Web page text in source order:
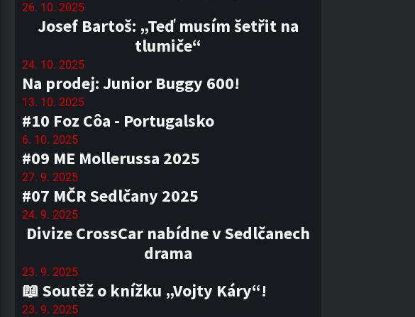
26. 10. 2025
Josef Bartoš: „Teď musím šetřit na
tlumiče“
24. 10. 2025
Na prodej: Junior Buggy 600!
13. 10. 2025
#10 Foz Côa - Portugalsko
6. 10. 2025
#09 ME Mollerussa 2025
27. 9. 2025
#07 MČR Sedlčany 2025
24. 9. 2025
Divize CrossCar nabídne v Sedlčanech
drama
23. 9. 2025
📖 Soutěž o knížku „Vojty Káry“!
23. 9. 2025